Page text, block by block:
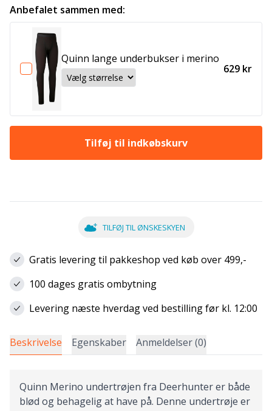
Anbefalet sammen med:
Quinn lange underbukser i merino
629 kr
Tilføj til indkøbskurv
TILFØJ TIL ØNSKESKYEN
Gratis levering til pakkeshop ved køb over 499,-
100 dages gratis ombytning
Levering næste hverdag ved bestilling før kl. 12:00
Beskrivelse Egenskaber Anmeldelser (0)
Quinn Merino undertrøjen fra Deerhunter er både
blød og behagelig at have på. Denne undertrøje er